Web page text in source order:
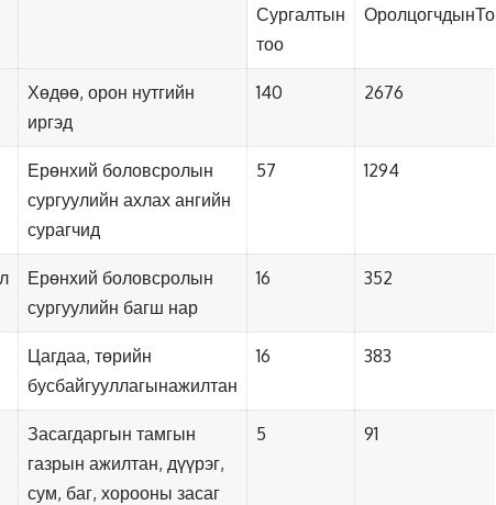
Сургалтын
тоо
ОролцогчдынТоо
Хөдөө, орон нутгийн
иргэд
140 2676
Ерөнхий боловсролын
сургуулийн ахлах ангийн
сурагчид
57 1294
Ерөнхий боловсролын
сургуулийн багш нар
16 352
Цагдаа, төрийн
бусбайгууллагынажилтан
16 383
Засагдаргын тамгын
газрын ажилтан, дүүрэг,
сум, баг, хорооны засаг
5 91